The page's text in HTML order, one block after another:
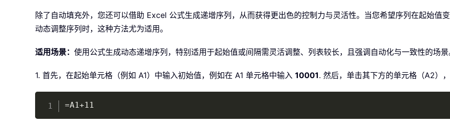
除了自动填充外，您还可以借助 Excel 公式生成递增序列，从而获得更出色的控制力与灵活性。当您希望序列在起始值
动态调整序列时，这种方法尤为适用。
适用场景： 使用公式生成动态递增序列，特别适用于起始值或间隔需灵活调整、列表较长，且强调自动化与一致性的场景
1. 首先，在起始单元格（例如 A1）中输入初始值，例如在 A1 单元格中输入 10001. 然后，单击其下方的单元格（A2）
=A1+11